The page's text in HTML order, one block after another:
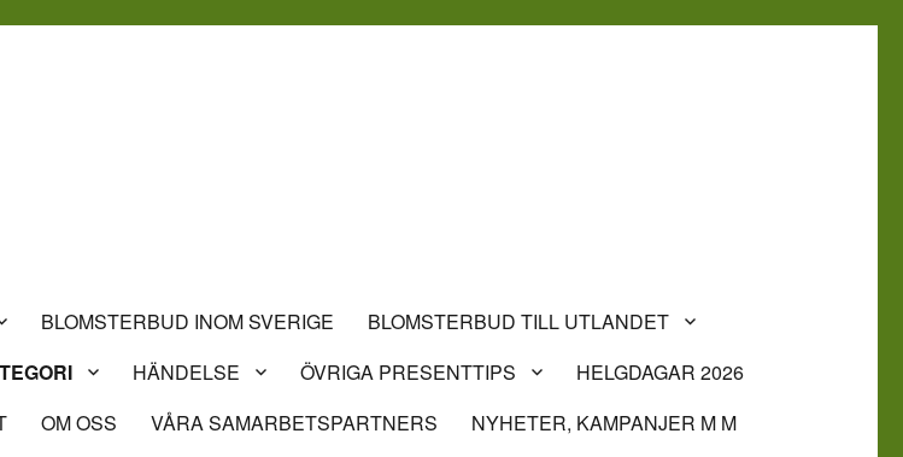
BLOMSTERBUD INOM SVERIGE
BLOMSTERBUD TILL UTLANDET
HÄNDELSE ÖVRIGA PRESENTTIPS
HELGDAGAR 2026
OM OSS VÅRA SAMARBETSPARTNERS
NYHETER, KAMPANJER M M